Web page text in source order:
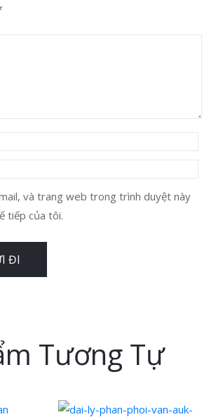
và trang web trong trình duyệt này
tiếp của tôi.
Tương Tự